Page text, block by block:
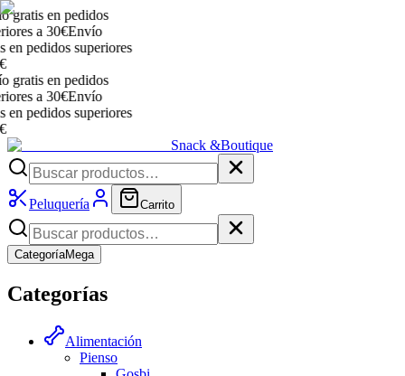
en pedidos
a 30€Envío
pedidos superiores
en pedidos
a 30€Envío
pedidos superiores
Snack &Boutique
Peluquería Carrito
CategoríaMega
Categorías
Alimentación
Pienso